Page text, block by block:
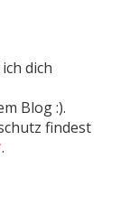
dich
Blog :).
findest
.